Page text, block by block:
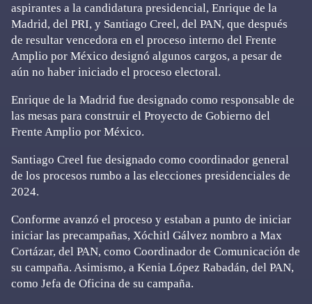
aspirantes a la candidatura presidencial, Enrique de la
Madrid, del PRI, y Santiago Creel, del PAN, que después
de resultar vencedora en el proceso interno del Frente
Amplio por México designó algunos cargos, a pesar de
aún no haber iniciado el proceso electoral.
Enrique de la Madrid fue designado como responsable de
las mesas para construir el Proyecto de Gobierno del
Frente Amplio por México.
Santiago Creel fue designado como coordinador general
de los procesos rumbo a las elecciones presidenciales de
2024.
Conforme avanzó el proceso y estaban a punto de iniciar
iniciar las precampañas, Xóchitl Gálvez nombro a Max
Cortázar, del PAN, como Coordinador de Comunicación de
su campaña. Asimismo, a Kenia López Rabadán, del PAN,
como Jefa de Oficina de su campaña.